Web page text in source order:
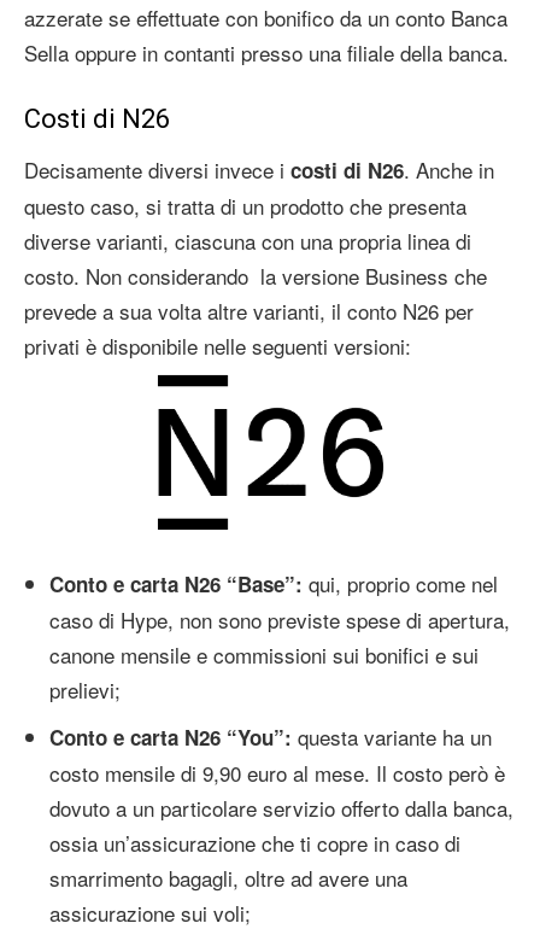
azzerate se effettuate con bonifico da un conto Banca
Sella oppure in contanti presso una filiale della banca.
Costi di N26
Decisamente diversi invece i costi di N26. Anche in
questo caso, si tratta di un prodotto che presenta
diverse varianti, ciascuna con una propria linea di
costo. Non considerando la versione Business che
prevede a sua volta altre varianti, il conto N26 per
privati è disponibile nelle seguenti versioni:
Conto e carta N26 “Base”: qui, proprio come nel
caso di Hype, non sono previste spese di apertura,
canone mensile e commissioni sui bonifici e sui
prelievi;
Conto e carta N26 “You”: questa variante ha un
costo mensile di 9,90 euro al mese. Il costo però è
dovuto a un particolare servizio offerto dalla banca,
ossia un’assicurazione che ti copre in caso di
smarrimento bagagli, oltre ad avere una
assicurazione sui voli;